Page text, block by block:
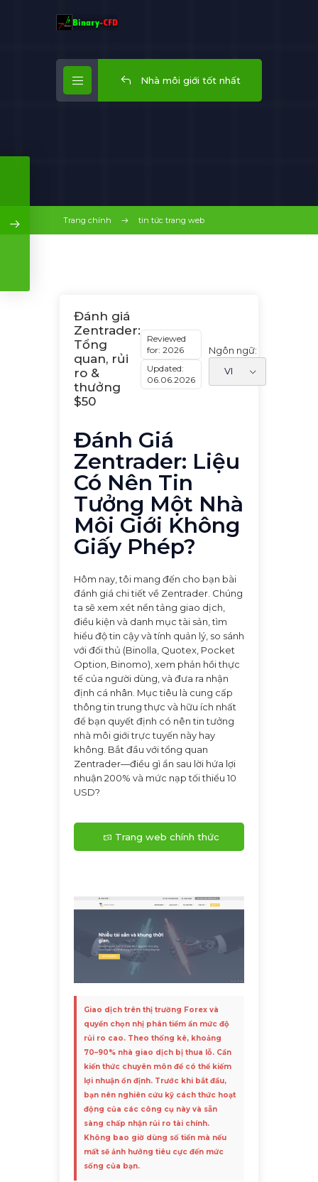
Nhà môi giới tốt nhất
Trang chính tin tức trang web
Đánh giá
Zentrader:
Tổng
quan, rủi
ro &
thưởng
$50
Reviewed
for: 2026
Updated:
06.06.2026
Ngôn ngữ:
Đánh Giá
Zentrader: Liệu
Có Nên Tin
Tưởng Một Nhà
Môi Giới Không
Giấy Phép?
Hôm nay, tôi mang đến cho bạn bài
đánh giá chi tiết về Zentrader. Chúng
ta sẽ xem xét nền tảng giao dịch,
điều kiện và danh mục tài sản, tìm
hiểu độ tin cậy và tính quản lý, so sánh
với đối thủ (Binolla, Quotex, Pocket
Option, Binomo), xem phản hồi thực
tế của người dùng, và đưa ra nhận
định cá nhân. Mục tiêu là cung cấp
thông tin trung thực và hữu ích nhất
để bạn quyết định có nên tin tưởng
nhà môi giới trực tuyến này hay
không. Bắt đầu với tổng quan
Zentrader—điều gì ẩn sau lời hứa lợi
nhuận 200% và mức nạp tối thiểu 10
USD?
Trang web chính thức
Giao dịch trên thị trường Forex và
quyền chọn nhị phân tiềm ẩn mức độ
rủi ro cao. Theo thống kê, khoảng
70–90% nhà giao dịch bị thua lỗ. Cần
kiến thức chuyên môn để có thể kiếm
lợi nhuận ổn định. Trước khi bắt đầu,
bạn nên nghiên cứu kỹ cách thức hoạt
động của các công cụ này và sẵn
sàng chấp nhận rủi ro tài chính.
Không bao giờ dùng số tiền mà nếu
mất sẽ ảnh hưởng tiêu cực đến mức
sống của bạn.